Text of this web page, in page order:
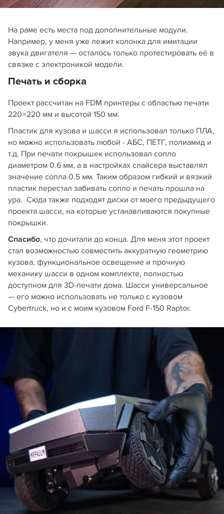
На раме есть места под дополнительные модули.
Например, у меня уже лежит колонка для имитации
звука двигателя — осталось только протестировать её в
связке с электроникой модели.
Печать и сборка
Проект рассчитан на FDM принтеры с областью печати
220×220 мм и высотой 150 мм.
Пластик для кузова и шасси я использовал только ПЛА,
но можно использовать любой - АБС, ПЕТГ, полиамид и
т.д. При печати покрышек использовал сопло
диаметром 0.6 мм, а в настройках слайсера выставлял
значение сопла 0.5 мм. Таким образом гибкий и вязкий
пластик перестал забивать сопло и печать прошла на
ура. Сюда также подходят диски от моего предыдущего
проекта шасси, на которые устанавливаются покупные
покрышки.
Спасибо, что дочитали до конца. Для меня этот проект
стал возможностью совместить аккуратную геометрию
кузова, функциональное освещение и прочную
механику шасси в одном комплекте, полностью
доступном для 3D-печати дома. Шасси универсальное
— его можно использовать не только с кузовом
Cybertruck, но и с моим кузовом Ford F-150 Raptor.